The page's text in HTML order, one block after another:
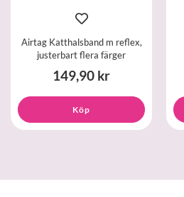
Airtag Katthalsband m reflex,
justerbart flera färger
149,90 kr
Köp